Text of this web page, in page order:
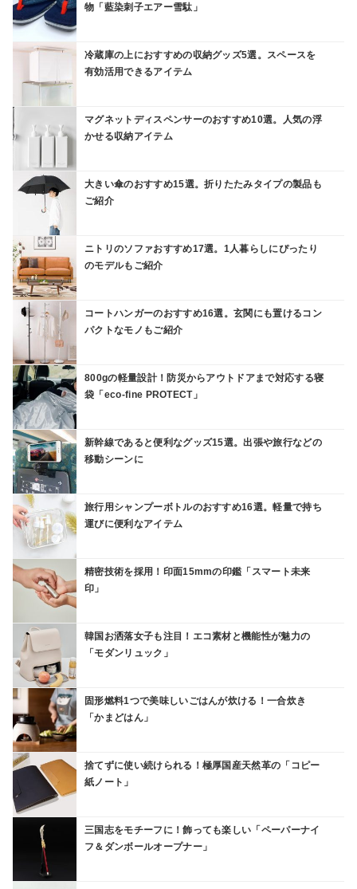
物「藍染刺子エアー雪駄」
冷蔵庫の上におすすめの収納グッズ5選。スペースを
有効活用できるアイテム
マグネットディスペンサーのおすすめ10選。人気の浮
かせる収納アイテム
大きい傘のおすすめ15選。折りたたみタイプの製品も
ご紹介
ニトリのソファおすすめ17選。1人暮らしにぴったり
のモデルもご紹介
コートハンガーのおすすめ16選。玄関にも置けるコン
パクトなモノもご紹介
800gの軽量設計！防災からアウトドアまで対応する寝
袋「eco-fine PROTECT」
新幹線であると便利なグッズ15選。出張や旅行などの
移動シーンに
旅行用シャンプーボトルのおすすめ16選。軽量で持ち
運びに便利なアイテム
精密技術を採用！印面15mmの印鑑「スマート未来
印」
韓国お洒落女子も注目！エコ素材と機能性が魅力の
「モダンリュック」
固形燃料1つで美味しいごはんが炊ける！一合炊き
「かまどはん」
捨てずに使い続けられる！極厚国産天然革の「コピー
紙ノート」
三国志をモチーフに！飾っても楽しい「ペーパーナイ
フ＆ダンボールオープナー」